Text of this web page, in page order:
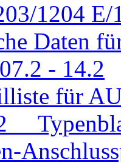
1204 E/
Daten
- 14.2
für